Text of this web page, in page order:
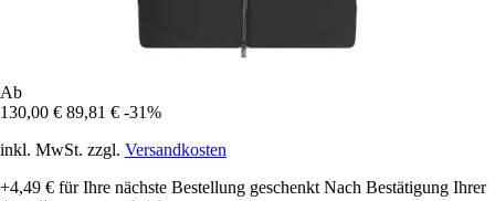
Ab
130,00 € 89,81 € -31%
inkl. MwSt. zzgl. Versandkosten
+4,49 € für Ihre nächste Bestellung geschenkt Nach Bestätigung Ihrer